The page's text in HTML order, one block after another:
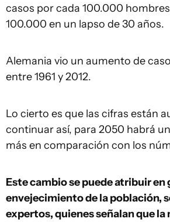
casos por cada 100.000 hombres
100.000 en un lapso de 30 años.
Alemania vio un aumento de
entre 1961 y 2012.
Lo cierto es que las cifras están
continuar así, para 2050 habrá
más en comparación con los
Este cambio se puede atribuir en
envejecimiento de la población,
expertos, quienes señalan que